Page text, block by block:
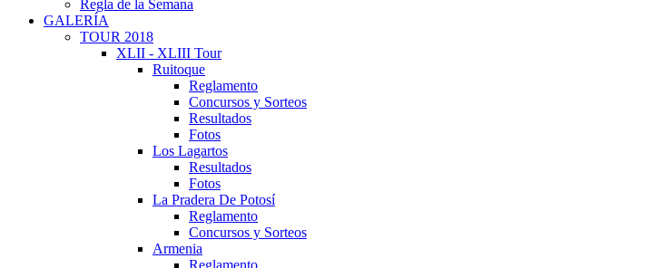
Regla de la Semana
GALERÍA
TOUR 2018
XLII - XLIII Tour
Ruitoque
Reglamento
Concursos y Sorteos
Resultados
Fotos
Los Lagartos
Resultados
Fotos
La Pradera De Potosí
Reglamento
Concursos y Sorteos
Armenia
Reglamento